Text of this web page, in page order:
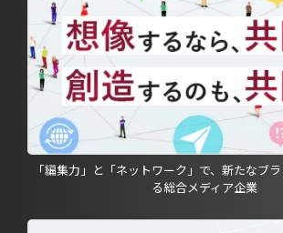
「編集力」と「ネットワーク」で、新たなブ
る総合メディア企業